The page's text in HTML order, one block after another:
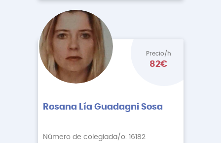
Precio/h
82€
Rosana Lía Guadagni Sosa
Número de colegiada/o: 16182